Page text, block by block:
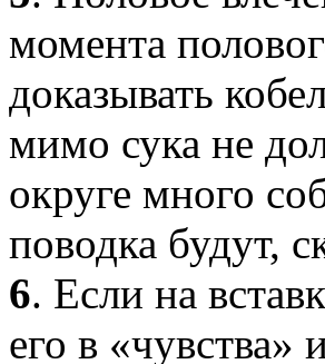
момента
доказывать
мимо сука не
округе много
поводка будут,
6. Если на
его в «чувства»